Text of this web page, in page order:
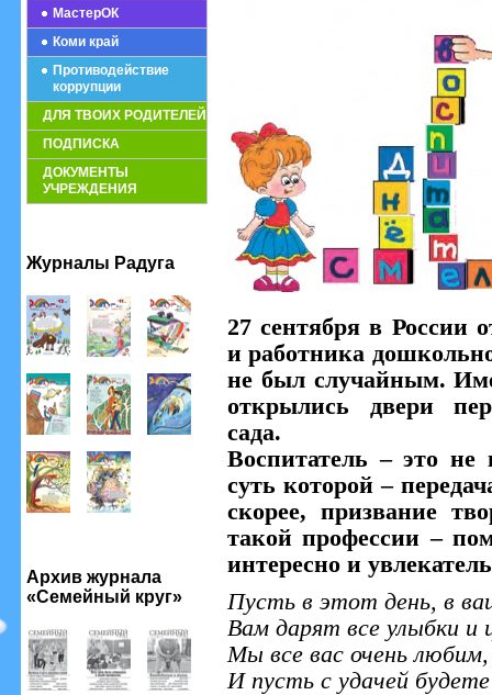
МастерОК
Коми край
Противодействие
коррупции
ДЛЯ ТВОИХ РОДИТЕЛЕЙ
ПОДПИСКА
ДОКУМЕНТЫ
УЧРЕЖДЕНИЯ
Журналы Радуга
Архив журнала
«Семейный круг»
27 сентября в России
и работника
не был случайным.
открылись двери
сада.
Воспитатель – это не
суть которой –
скорее, призвание
такой профессии –
интересно и
Пусть в этот день, в
Вам дарят все улыбки и
Мы все вас очень
И пусть с удачей